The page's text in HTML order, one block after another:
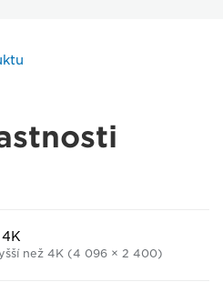
než 4K (4 096 × 2 400)